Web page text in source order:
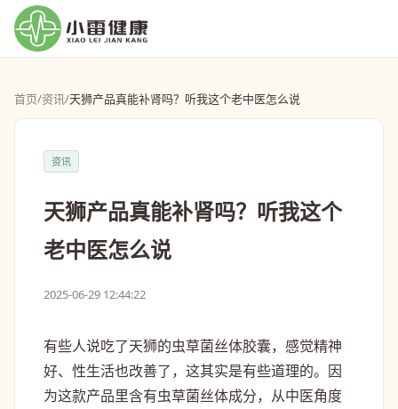
首页/资讯/天狮产品真能补肾吗？听我这个老中医怎么说
资讯
天狮产品真能补肾吗？听我这个
老中医怎么说
2025-06-29 12:44:22
有些人说吃了天狮的虫草菌丝体胶囊，感觉精神
好、性生活也改善了，这其实是有些道理的。因
为这款产品里含有虫草菌丝体成分，从中医角度